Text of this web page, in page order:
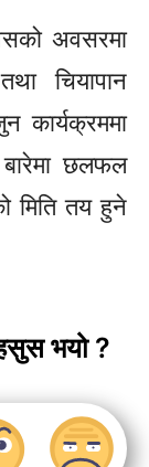
अवसरमा
चियापान
कार्यक्रममा
छलफल
तय हुने
भयो ?